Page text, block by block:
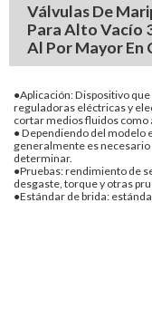
Válvulas De
Para Alto Vacío
Al Por Mayor En
●Aplicación: Dispositivo
reguladoras eléctricas y
cortar medios fluidos como
● Dependiendo del modelo
generalmente es
determinar.
●Pruebas: rendimiento de
desgaste, torque y otras
●Estándar de brida: